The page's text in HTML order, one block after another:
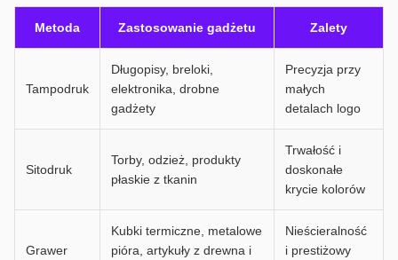
Metoda Zastosowanie gadżetu Zalety
Tampodruk
Długopisy, breloki,
elektronika, drobne
gadżety
Precyzja przy
małych
detalach logo
Sitodruk
Torby, odzież, produkty
płaskie z tkanin
Trwałość i
doskonałe
krycie kolorów
Grawer
Kubki termiczne, metalowe
pióra, artykuły z drewna i
Nieścieralność
i prestiżowy